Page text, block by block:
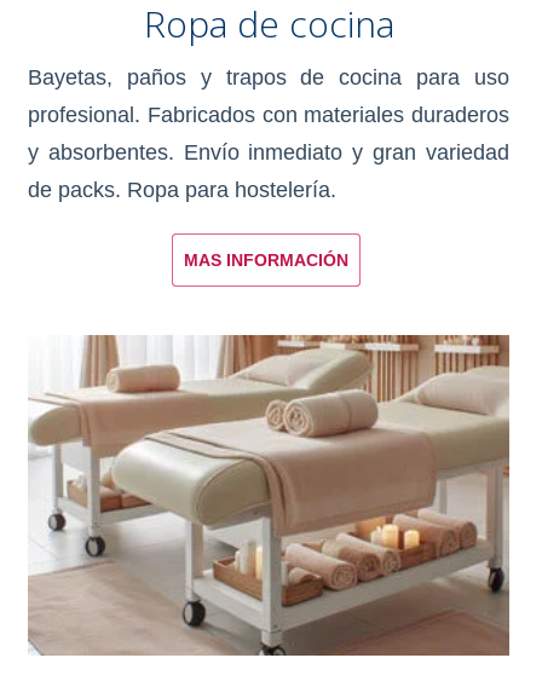
Ropa de cocina
Bayetas, paños y trapos de cocina para uso
profesional. Fabricados con materiales duraderos
y absorbentes. Envío inmediato y gran variedad
de packs. Ropa para hostelería.
MAS INFORMACIÓN